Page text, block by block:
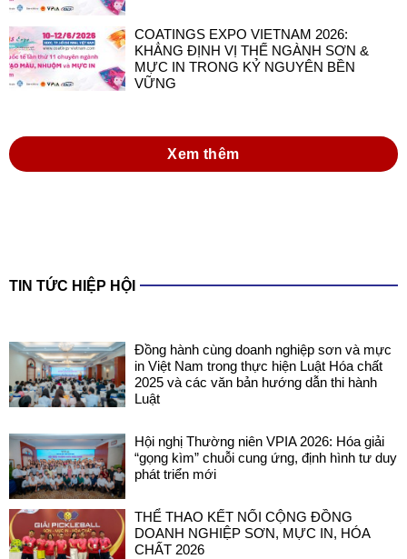
COATINGS EXPO VIETNAM 2026:
KHẲNG ĐỊNH VỊ THẾ NGÀNH SƠN &
MỰC IN TRONG KỶ NGUYÊN BỀN
VỮNG
Xem thêm
TIN TỨC HIỆP HỘI
Đồng hành cùng doanh nghiệp sơn và mực
in Việt Nam trong thực hiện Luật Hóa chất
2025 và các văn bản hướng dẫn thi hành
Luật
Hội nghị Thường niên VPIA 2026: Hóa giải
“gọng kìm” chuỗi cung ứng, định hình tư duy
phát triển mới
THỂ THAO KẾT NỐI CỘNG ĐỒNG
DOANH NGHIỆP SƠN, MỰC IN, HÓA
CHẤT 2026